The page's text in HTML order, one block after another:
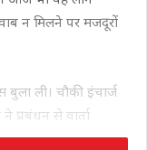
न मिलने पर मजदूरों
ली। चौकी इंचार्ज
प्रबंधन से वार्ता